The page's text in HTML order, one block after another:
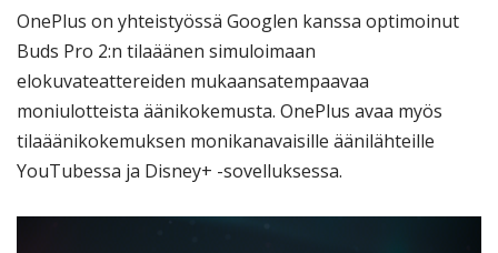
OnePlus on yhteistyössä Googlen kanssa optimoinut
Buds Pro 2:n tilaäänen simuloimaan
elokuvateattereiden mukaansatempaavaa
moniulotteista äänikokemusta. OnePlus avaa myös
tilaäänikokemuksen monikanavaisille äänilähteille
YouTubessa ja Disney+ -sovelluksessa.